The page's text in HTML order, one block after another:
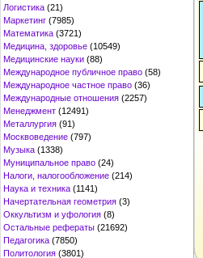
Логистика (21)
Маркетинг (7985)
Математика (3721)
Медицина, здоровье (10549)
Медицинские науки (88)
Международное публичное право (58)
Международное частное право (36)
Международные отношения (2257)
Менеджмент (12491)
Металлургия (91)
Москвоведение (797)
Музыка (1338)
Муниципальное право (24)
Налоги, налогообложение (214)
Наука и техника (1141)
Начертательная геометрия (3)
Оккультизм и уфология (8)
Остальные рефераты (21692)
Педагогика (7850)
Политология (3801)